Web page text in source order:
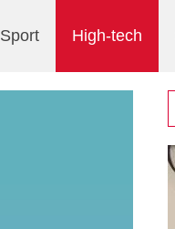
Sport High-tech